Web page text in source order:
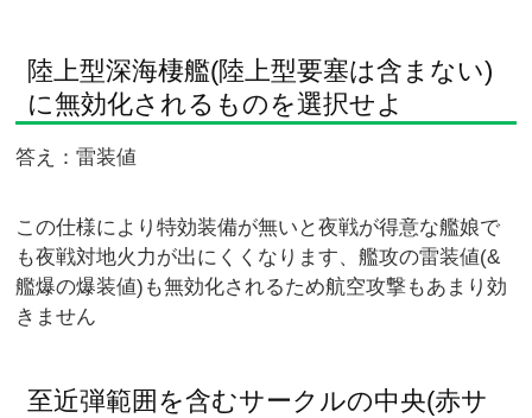
陸上型深海棲艦(陸上型要塞は含まない)
に無効化されるものを選択せよ
答え：雷装値
この仕様により特効装備が無いと夜戦が得意な艦娘で
も夜戦対地火力が出にくくなります、艦攻の雷装値(&
艦爆の爆装値)も無効化されるため航空攻撃もあまり効
きません
至近弾範囲を含むサークルの中央(赤サ